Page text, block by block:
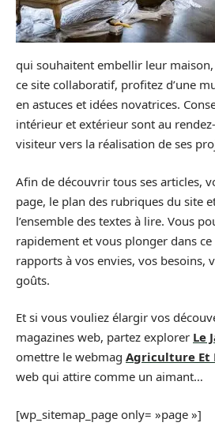
qui souhaitent embellir leur
ce site collaboratif, profitez d’une
en astuces et idées novatrices.
intérieur et extérieur sont au
visiteur vers la réalisation de ses
Afin de découvrir tous ses articles,
page, le plan des rubriques du site
l’ensemble des textes à lire. Vous
rapidement et vous plonger dans
rapports à vos envies, vos besoins,
goûts.
Et si vous vouliez élargir vos
magazines web, partez explorer Le
omettre le webmag Agriculture Et
web qui attire comme un aimant…
[wp_sitemap_page only= »page »]